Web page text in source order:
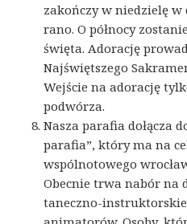
zakończy w niedzielę w
rano. O północy
święta. Adorację
Najświętszego
Wejście na adorację
podwórza.
Nasza parafia dołącza
parafia”, który ma na
wspólnotowego
Obecnie trwa nabór na
taneczno-